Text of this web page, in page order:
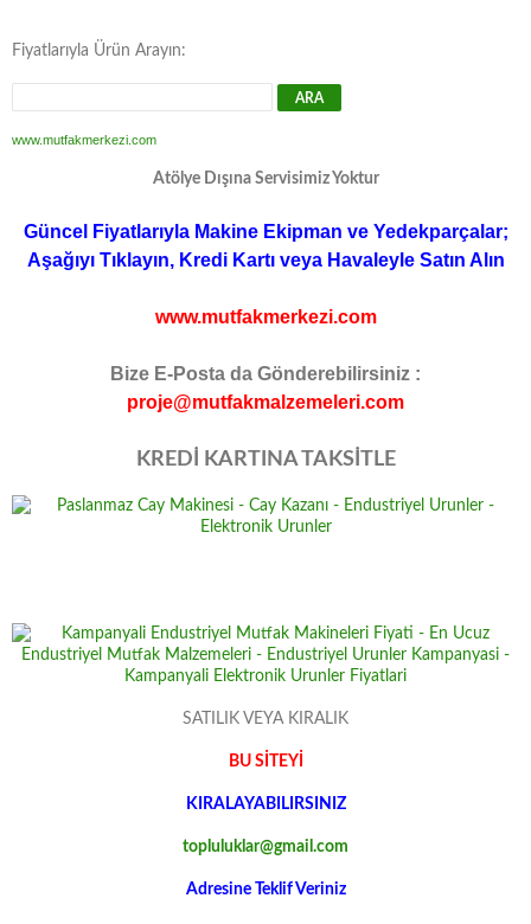
Fiyatlarıyla Ürün Arayın:
www.mutfakmerkezi.com
Atölye Dışına Servisimiz Yoktur
Güncel Fiyatlarıyla Makine Ekipman ve Yedekparçalar;
Aşağıyı Tıklayın, Kredi Kartı veya Havaleyle Satın Alın
www.mutfakmerkezi.com
Bize E-Posta da Gönderebilirsiniz :
proje@mutfakmalzemeleri.com
KREDİ KARTINA TAKSİTLE
SATILIK VEYA KIRALIK
BU SİTEYİ
KIRALAYABILIRSINIZ
topluluklar@gmail.com
Adresine Teklif Veriniz